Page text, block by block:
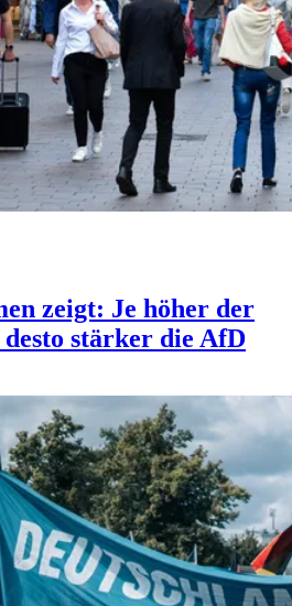
zeigt: Je höher der
stärker die AfD